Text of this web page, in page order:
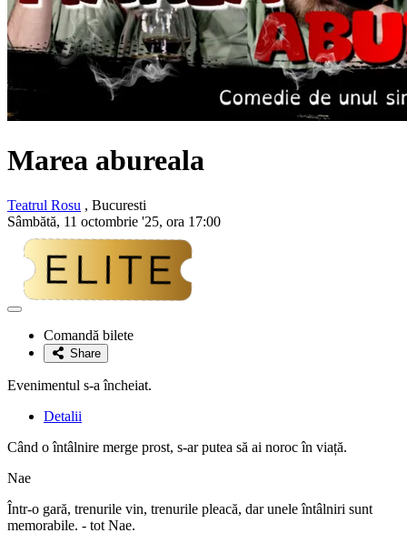
Marea abureala
Teatrul Rosu , Bucuresti
Sâmbătă, 11 octombrie '25, ora 17:00
Adaugă
favoriteComandă bilete
Share
Evenimentul s-a încheiat.
Detalii
Când o întâlnire merge prost, s-ar putea să ai noroc în viață.
Nae
Într-o gară, trenurile vin, trenurile pleacă, dar unele întâlniri sunt
memorabile. - tot Nae.